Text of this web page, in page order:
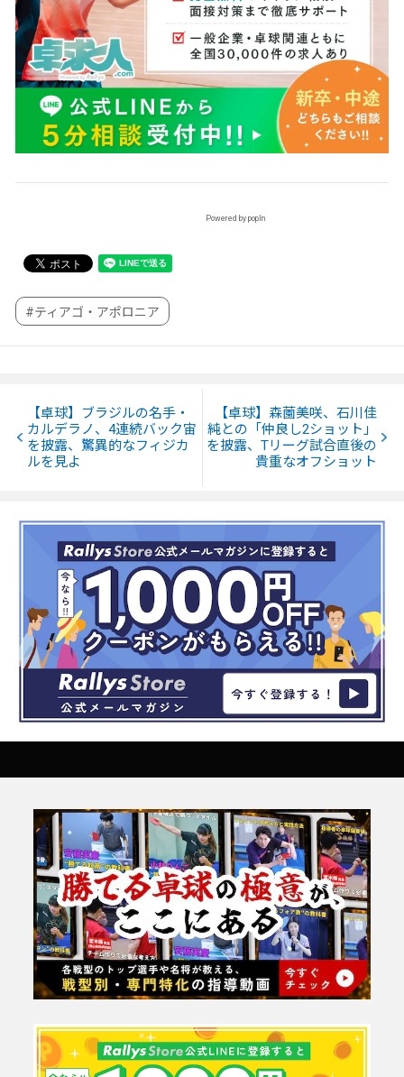
Powered by popIn
#ティアゴ・アポロニア
【卓球】ブラジルの名手・
カルデラノ、4連続バック宙
を披露、驚異的なフィジカ
ルを見よ
【卓球】森薗美咲、石川佳
純との「仲良し2ショット」
を披露、Tリーグ試合直後の
貴重なオフショット